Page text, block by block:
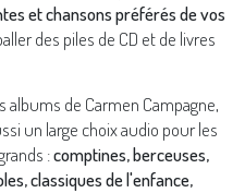
et chansons préférés de vos
des piles de CD et de livres
de Carmen Campagne,
un large choix audio pour les
:comptines, berceuses,
classiques de l'enfance,